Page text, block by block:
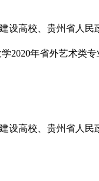
设高校、贵州省人
设高校、贵州省人